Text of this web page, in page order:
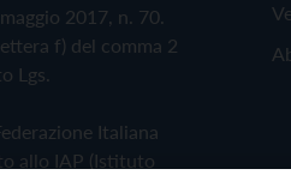
2017, n. 70.
f) del comma 2
Lgs.
Italiana
allo IAP (Istituto